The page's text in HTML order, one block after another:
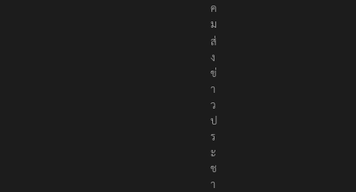
ค
ม
ส่
ง
ข่
า
ว
ป
ร
ะ
ช
า